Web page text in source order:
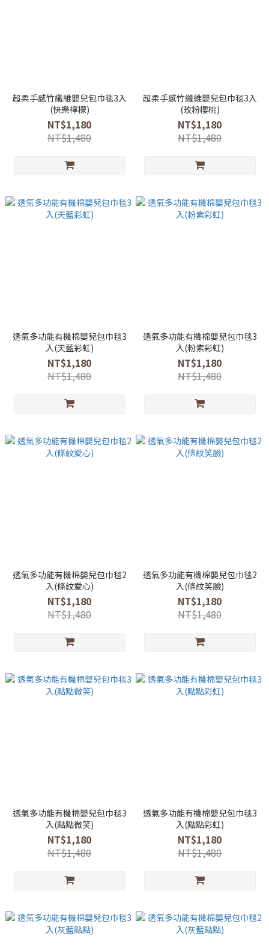
超柔手感竹纖維嬰兒包巾毯3入
(快樂檸檬)
NT$1,180
NT$1,480
超柔手感竹纖維嬰兒包巾毯3入
(玫粉櫻桃)
NT$1,180
NT$1,480
透氣多功能有機棉嬰兒包巾毯3
入(天藍彩虹)
NT$1,180
NT$1,480
透氣多功能有機棉嬰兒包巾毯3
入(粉紫彩虹)
NT$1,180
NT$1,480
透氣多功能有機棉嬰兒包巾毯2
入(條紋愛心)
NT$1,180
NT$1,480
透氣多功能有機棉嬰兒包巾毯2
入(條紋笑臉)
NT$1,180
NT$1,480
透氣多功能有機棉嬰兒包巾毯3
入(點點微笑)
NT$1,180
NT$1,480
透氣多功能有機棉嬰兒包巾毯3
入(點點彩虹)
NT$1,180
NT$1,480